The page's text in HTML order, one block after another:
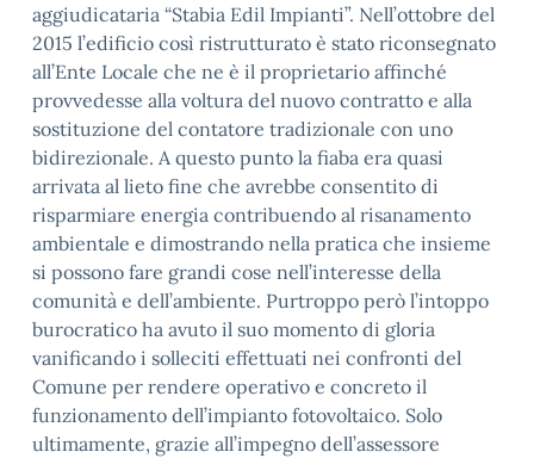
aggiudicataria “Stabia Edil Impianti”. Nell’ottobre del
2015 l’edificio così ristrutturato è stato riconsegnato
all’Ente Locale che ne è il proprietario affinché
provvedesse alla voltura del nuovo contratto e alla
sostituzione del contatore tradizionale con uno
bidirezionale. A questo punto la fiaba era quasi
arrivata al lieto fine che avrebbe consentito di
risparmiare energia contribuendo al risanamento
ambientale e dimostrando nella pratica che insieme
si possono fare grandi cose nell’interesse della
comunità e dell’ambiente. Purtroppo però l’intoppo
burocratico ha avuto il suo momento di gloria
vanificando i solleciti effettuati nei confronti del
Comune per rendere operativo e concreto il
funzionamento dell’impianto fotovoltaico. Solo
ultimamente, grazie all’impegno dell’assessore